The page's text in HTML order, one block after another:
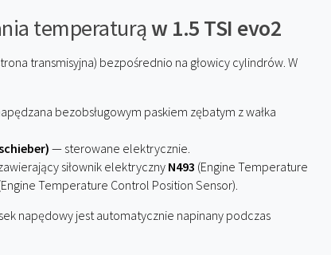
temperaturąw 1.5 TSI evo2
transmisyjna) bezpośrednio na głowicy cylindrów. W
bezobsługowym paskiem zębatym z wałka
— sterowane elektrycznie.
siłownik elektryczny N493 (Engine Temperature
Temperature Control Position Sensor).
napędowy jest automatycznie napinany podczas